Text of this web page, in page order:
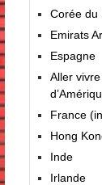
Corée du
Emirats
Espagne
Aller
France
Hong
Inde
Irlande